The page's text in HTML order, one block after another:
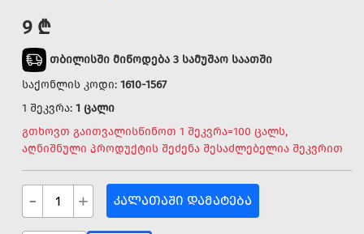
9 ₾
თბილისში მიწოდება 3 სამუშაო საათში
საქონლის კოდი: 1610-1567
1 შეკვრა: 1 ცალი
გთხოვთ გაითვალისწინოთ 1 შეკვრა=100 ცალს,
აღნიშნული პროდუქტის შეძენა შესაძლებელია შეკვრით
- + ᲙᲐᲚᲐᲗᲐᲨᲘ ᲓᲐᲛᲐᲢᲔᲑᲐ